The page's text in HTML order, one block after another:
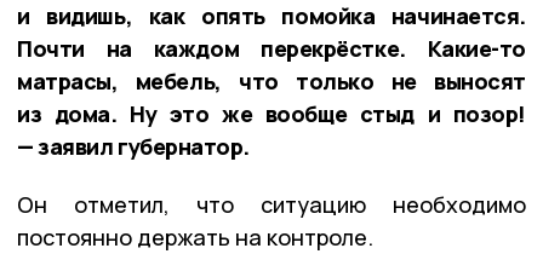
и видишь, как опять помойка начинается.
Почти на каждом перекрёстке. Какие-то
матрасы, мебель, что только не выносят
из дома. Ну это же вообще стыд и позор!
— заявил губернатор.
Он отметил, что ситуацию необходимо
постоянно держать на контроле.